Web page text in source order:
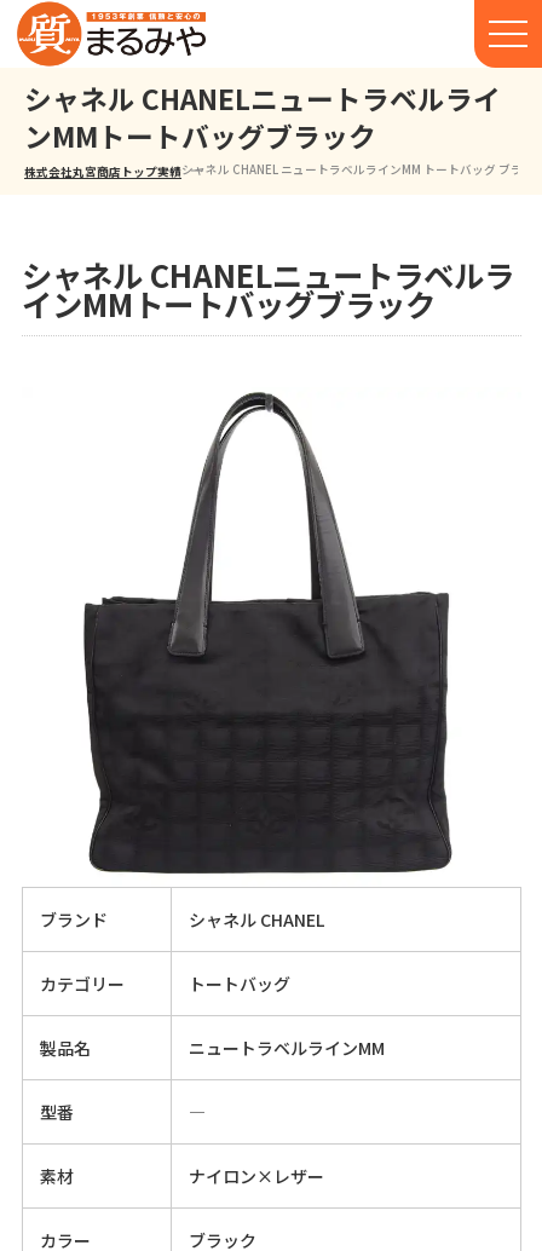
シャネル CHANELニュートラベルライ
ンMMトートバッグブラック
株式会社丸宮商店トップ⁩実績シャネル CHANEL ニュートラベルラインMM トートバッグ ブラッ
シャネル CHANELニュートラベルラ
インMMトートバッグブラック
ブランド シャネル CHANEL
カテゴリー トートバッグ
製品名 ニュートラベルラインMM
型番 ―
素材 ナイロン×レザー
カラー ブラック